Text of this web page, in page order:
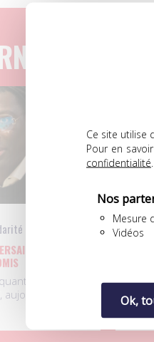
Ce site utilise
Pour en
confidentialité
Nos
Mesure
Vidéos
Ok,
À